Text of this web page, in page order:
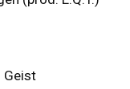
Geist